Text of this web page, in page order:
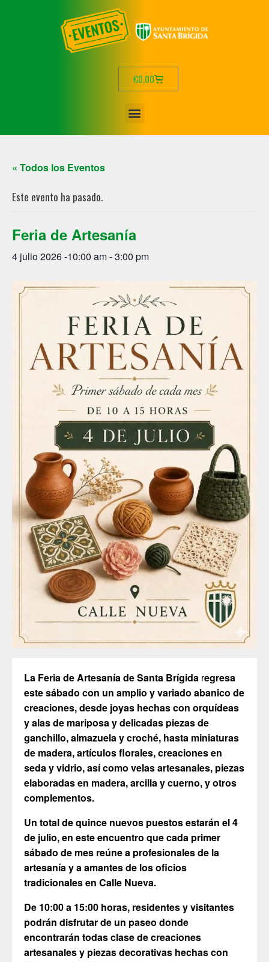
€0,00
« Todos los Eventos
Este evento ha pasado.
Feria de Artesanía
4 julio 2026 -10:00 am-3:00 pm
La Feria de Artesanía de Santa Brígida regresa
este sábado con un amplio y variado abanico de
creaciones, desde joyas hechas con orquídeas
y alas de mariposa y delicadas piezas de
ganchillo, almazuela y croché, hasta miniaturas
de madera, artículos florales, creaciones en
seda y vidrio, así como velas artesanales, piezas
elaboradas en madera, arcilla y cuerno, y otros
complementos.
Un total de quince nuevos puestos estarán el 4
de julio, en este encuentro que cada primer
sábado de mes reúne a profesionales de la
artesanía y a amantes de los oficios
tradicionales en Calle Nueva.
De 10:00 a 15:00 horas, residentes y visitantes
podrán disfrutar de un paseo donde
encontrarán todas clase de creaciones
artesanales y piezas decorativas hechas con